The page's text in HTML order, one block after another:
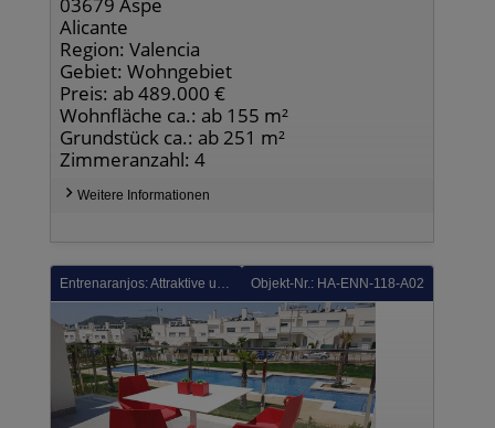
Alicante
Region: Valencia
Gebiet: Wohngebiet
Preis: ab 489.000 €
Wohnfläche ca.: ab 155 m²
Grundstück ca.: ab 251 m²
Zimmeranzahl: 4
Weitere Informationen
Entrenaranjos: Attraktive und komfortable 3-Zimmer-Obergeschoss-Wohnungen mit Gemeinschaftspool in Golfanlage Objekt-Nr.: HA-ENN-118-A02